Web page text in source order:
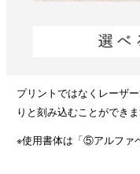
プリントではなくレーザ
りと刻み込むことができま
※使用書体は「⑤アルファ